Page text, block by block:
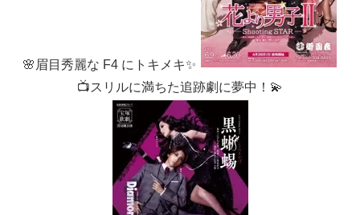
🌸眉目秀麗な F4 にトキメキ✨
📺スリルに満ちた追跡劇に夢中！💫